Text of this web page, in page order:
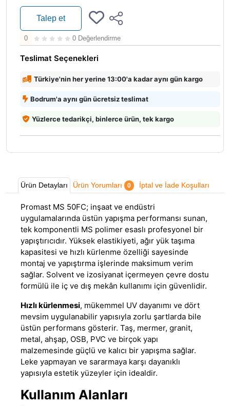
Talep et
0 0 Değerlendirme
Teslimat Seçenekleri
Türkiye'nin her yerine 13:00'a kadar aynı gün kargo
Bodrum'a aynı gün ücretsiz teslimat
Yüzlerce tedarikçi, binlerce ürün, tek kargo
Ürün Detayları Ürün Yorumları 0 İptal ve İade Koşulları
Promast MS 50FC; inşaat ve endüstri
uygulamalarında üstün yapışma performansı sunan,
tek komponentli MS polimer esaslı profesyonel bir
yapıştırıcıdır. Yüksek elastikiyeti, ağır yük taşıma
kapasitesi ve hızlı kürlenme özelliği sayesinde
montaj ve yapıştırma işlerinde maksimum verim
sağlar. Solvent ve izosiyanat içermeyen çevre dostu
formülü ile iç ve dış mekân kullanımı için güvenlidir.
Hızlı kürlenmesi, mükemmel UV dayanımı ve dört
mevsim uygulanabilir yapısıyla zorlu şartlarda bile
üstün performans gösterir. Taş, mermer, granit,
metal, ahşap, OSB, PVC ve birçok yapı
malzemesinde güçlü ve kalıcı bir yapışma sağlar.
Leke yapmayan ve sararmaya karşı dayanıklı
yapısıyla estetik yüzeyler için idealdir.
Kullanım Alanları